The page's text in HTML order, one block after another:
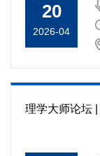
20
2026-04
理学大师论坛